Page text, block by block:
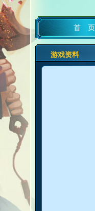
首 页
游戏资料